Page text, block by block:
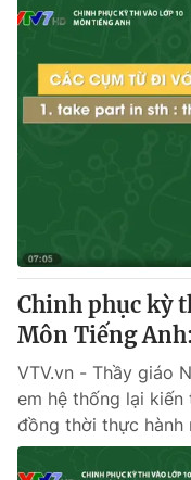
Chinh phục kỳ
Môn Tiếng
VTV.vn - Thầy giáo
em hệ thống lại kiến
đồng thời thực hành